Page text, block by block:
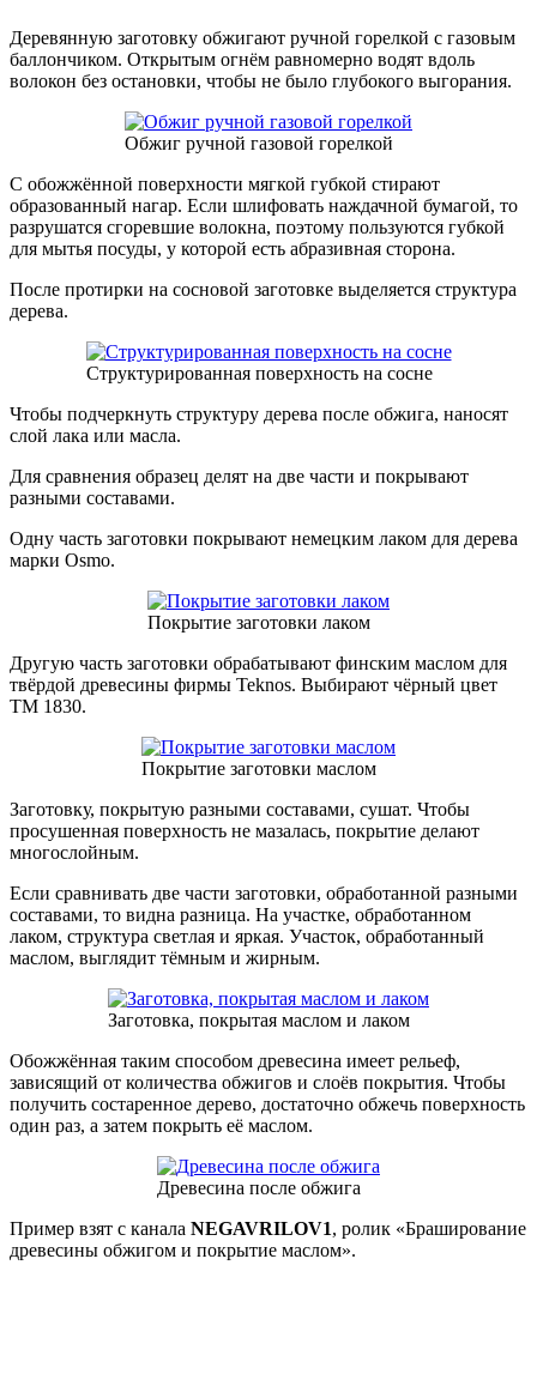
Деревянную заготовку обжигают ручной горелкой с газовым
баллончиком. Открытым огнём равномерно водят вдоль
волокон без остановки, чтобы не было глубокого выгорания.
Обжиг ручной газовой горелкой
С обожжённой поверхности мягкой губкой стирают
образованный нагар. Если шлифовать наждачной бумагой, то
разрушатся сгоревшие волокна, поэтому пользуются губкой
для мытья посуды, у которой есть абразивная сторона.
После протирки на сосновой заготовке выделяется структура
дерева.
Структурированная поверхность на сосне
Чтобы подчеркнуть структуру дерева после обжига, наносят
слой лака или масла.
Для сравнения образец делят на две части и покрывают
разными составами.
Одну часть заготовки покрывают немецким лаком для дерева
марки Osmo.
Покрытие заготовки лаком
Другую часть заготовки обрабатывают финским маслом для
твёрдой древесины фирмы Teknos. Выбирают чёрный цвет
ТМ 1830.
Покрытие заготовки маслом
Заготовку, покрытую разными составами, сушат. Чтобы
просушенная поверхность не мазалась, покрытие делают
многослойным.
Если сравнивать две части заготовки, обработанной разными
составами, то видна разница. На участке, обработанном
лаком, структура светлая и яркая. Участок, обработанный
маслом, выглядит тёмным и жирным.
Заготовка, покрытая маслом и лаком
Обожжённая таким способом древесина имеет рельеф,
зависящий от количества обжигов и слоёв покрытия. Чтобы
получить состаренное дерево, достаточно обжечь поверхность
один раз, а затем покрыть её маслом.
Древесина после обжига
Пример взят с канала NEGAVRILOV1, ролик «Браширование
древесины обжигом и покрытие маслом».